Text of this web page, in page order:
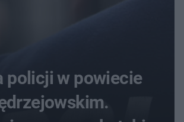
policji w powiecie